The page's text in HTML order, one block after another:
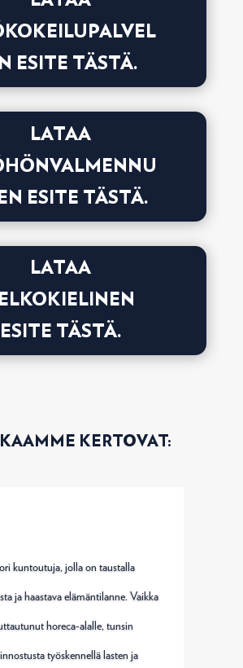
ESITE TÄSTÄ.
LATAA
ESITE TÄSTÄ.
LATAA
ESITE TÄSTÄ.
KERTOVAT:
kuntoutuja, jolla on taustalla
ja haastava elämäntilanne. Vaikka
horeca-alalle, tunsin
työskennellä lasten ja